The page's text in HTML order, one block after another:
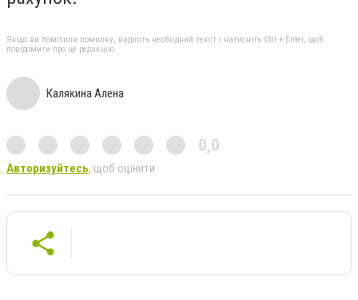
Якщо ви помітили помилку, виділіть необхідний текст і натисніть Ctrl + Enter, щоб
повідомити про це редакцію
Калякина Алена
0,0
Авторизуйтесь, щоб оцінити